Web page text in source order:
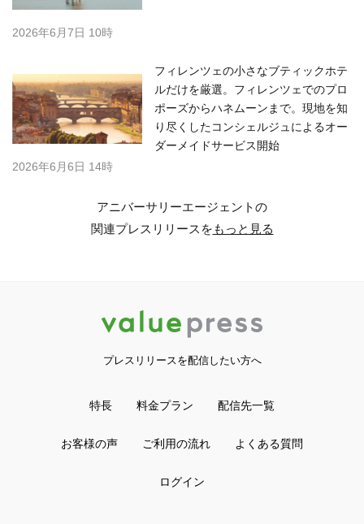
2026年6月7日 10時
フィレンツェの小さなブティックホテ
ルだけを厳選。フィレンツェでのプロ
ポーズからハネムーンまで。現地を知
り尽くしたコンシェルジュによるオー
ダーメイドサービス開始
2026年6月6日 14時
アニバーサリーエージェントの
関連プレスリリースをもっと見る
プレスリリースを配信したい方へ
特長 料金プラン 配信先一覧
お客様の声 ご利用の流れ よくある質問
ログイン